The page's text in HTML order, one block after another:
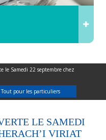
le Samedi 22 septembre chez
Tout pour les particuliers
LE SAMEDI
VIRIAT